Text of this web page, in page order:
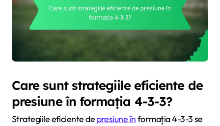
Care sunt strategiile eficiente de
presiune în formația 4-3-3?
Strategiile eficiente de presiune înformația 4-3-3 se